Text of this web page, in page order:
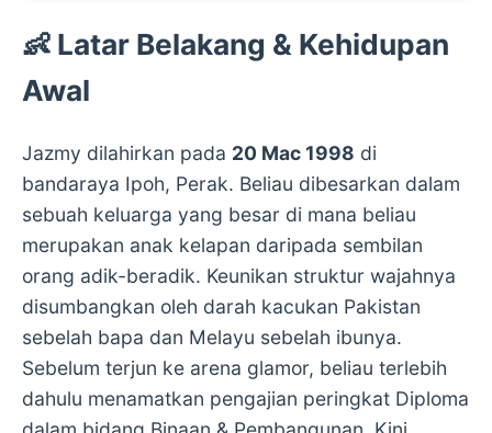
👶 Latar Belakang & Kehidupan
Awal
Jazmy dilahirkan pada 20 Mac 1998 di
bandaraya Ipoh, Perak. Beliau dibesarkan dalam
sebuah keluarga yang besar di mana beliau
merupakan anak kelapan daripada sembilan
orang adik-beradik. Keunikan struktur wajahnya
disumbangkan oleh darah kacukan Pakistan
sebelah bapa dan Melayu sebelah ibunya.
Sebelum terjun ke arena glamor, beliau terlebih
dahulu menamatkan pengajian peringkat Diploma